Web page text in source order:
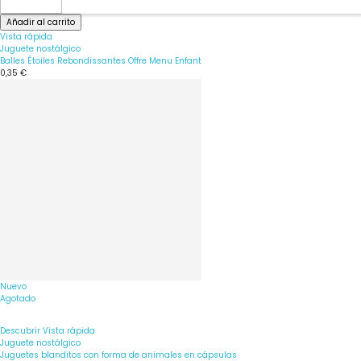
Añadir al carrito
Vista rápida
Juguete nostálgico
Balles Étoiles Rebondissantes Offre Menu Enfant
0,35 €
Nuevo
Agotado
Descubrir Vista rápida
Juguete nostálgico
Juguetes blanditos con forma de animales en cápsulas